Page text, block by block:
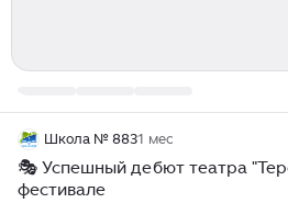
Школа № 8831 мес
🎭 Успешный дебют театра
фестивале